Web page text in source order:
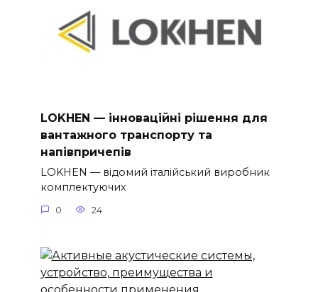
LOKHEN — інноваційні рішення для
вантажного транспорту та
напівпричепів
LOKHEN — відомий італійський виробник
комплектуючих
0 24